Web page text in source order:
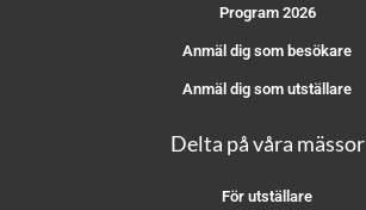
Program 2026
Anmäl dig som besökare
Anmäl dig som utställare
Delta på våra mässor
För utställare